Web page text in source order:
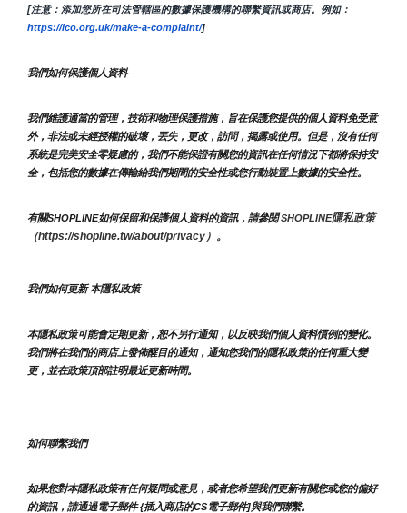
[注意：添加您所在司法管轄區的數據保護機構的聯繫資訊或商店。例如：
https://ico.org.uk/make-a-complaint/]
我們如何保護個人資料
我們維護適當的管理，技術和物理保護措施，旨在保護您提供的個人資料免受意
外，非法或未經授權的破壞，丟失，更改，訪問，揭露或使用。但是，沒有任何
系統是完美安全零疑慮的，我們不能保證有關您的資訊在任何情況下都將保持安
全，包括您的數據在傳輸給我們期間的安全性或您行動裝置上數據的安全性。
有關SHOPLINE如何保留和保護個人資料的資訊，請參閱 SHOPLINE隱私政策
（https://shopline.tw/about/privacy）。
我們如何更新 本隱私政策
本隱私政策可能會定期更新，恕不另行通知，以反映我們個人資料慣例的變化。
我們將在我們的商店上發佈醒目的通知，通知您我們的隱私政策的任何重大變
更，並在政策頂部註明最近更新時間。
如何聯繫我們
如果您對本隱私政策有任何疑問或意見，或者您希望我們更新有關您或您的偏好
的資訊，請通過電子郵件 {插入商店的CS電子郵件]與我們聯繫。